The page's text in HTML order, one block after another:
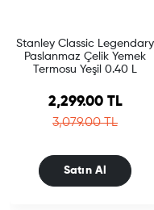
Stanley Classic Legendary
Paslanmaz Çelik Yemek
Termosu Yeşil 0.40 L
Sale price
2,299.00 TL
Regular price
3,079.00 TL
Satın Al